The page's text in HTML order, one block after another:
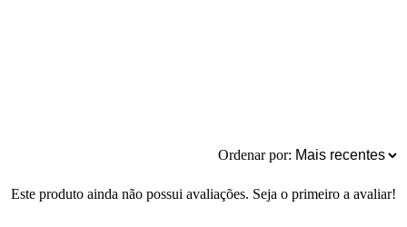
Ordenar por:
Este produto ainda não possui avaliações. Seja o primeiro a avaliar!